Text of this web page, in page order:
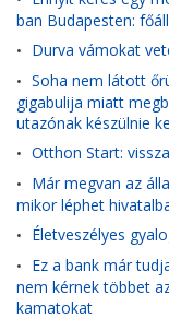
ban Budapesten:
• Durva vámokat
• Soha nem látott
gigabulija miatt
utazónak készülnie
• Otthon Start:
• Már megvan az
mikor léphet
• Életveszélyes
• Ez a bank már
nem kérnek többet
kamatokat